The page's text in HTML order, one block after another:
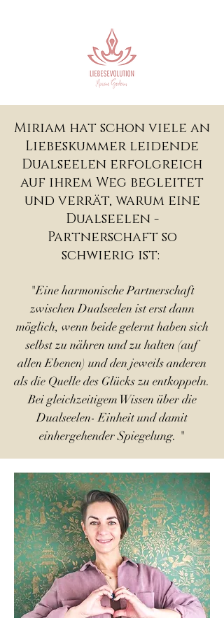
Miriam hat schon viele an
Liebeskummer leidende
Dualseelen erfolgreich
auf ihrem Weg begleitet
und verrät, warum eine
Dualseelen -
Partnerschaft so
schwierig ist:
"Eine harmonische Partnerschaft
zwischen Dualseelen ist erst dann
möglich, wenn beide gelernt haben sich
selbst zu nähren und zu halten (auf
allen Ebenen) und den jeweils anderen
als die Quelle des Glücks zu entkoppeln.
Bei gleichzeitigem Wissen über die
Dualseelen- Einheit und damit
einhergehender Spiegelung. "